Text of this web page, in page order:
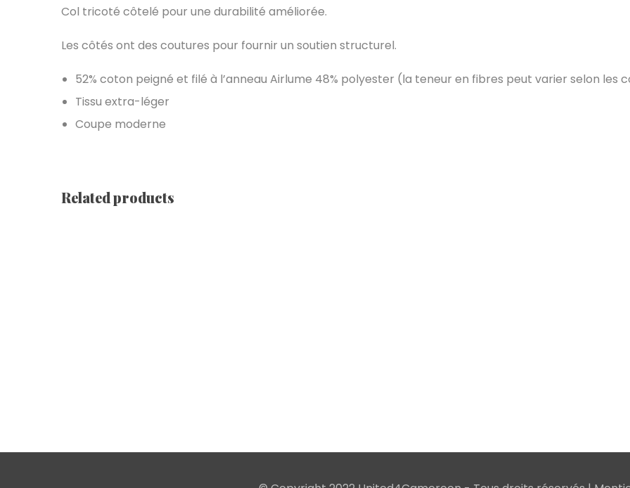
Col tricoté côtelé pour une durabilité améliorée.
Les côtés ont des coutures pour fournir un soutien structurel.
52% coton peigné et filé à l’anneau Airlume 48% polyester (la teneur en fibres peut varier selon les
Tissu extra-léger
Coupe moderne
Related products
Robe Dos Nageur [ Noir ]